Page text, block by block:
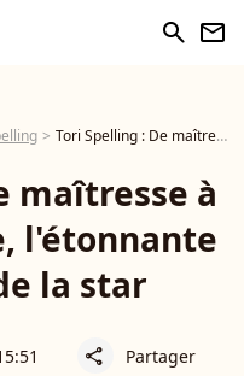
search newsletter
Tori Spelling : De maîtresse à femme trompée, l'étonnante confidente de la star
maîtresse à
l'étonnante
la star
share Partager